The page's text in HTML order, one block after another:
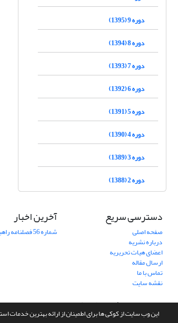
این وب سایت از کوکی ها برای اطمینان از ارائه بهترین خدمات
دوره 9 (1395)
دوره 8 (1394)
دوره 7 (1393)
دوره 6 (1392)
دوره 5 (1391)
دوره 4 (1390)
دوره 3 (1389)
دوره 2 (1388)
دسترسی سریع
صفحه اصلی
درباره نشریه
اعضای هیات تحریریه
ارسال مقاله
تماس با ما
نقشه سایت
آخرین اخبار
شماره 56 فصلنامه راهبرد فرهنگ منتشر شد
سامانه مدیریت نشریات علمی.طراحی و پیاده سازی ازسیناوب